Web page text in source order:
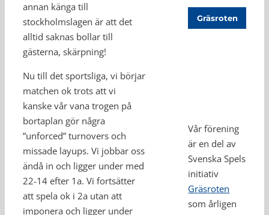
annan känga till
stockholmslagen är att det
alltid saknas bollar till
gästerna, skärpning!
Nu till det sportsliga, vi börjar
matchen ok trots att vi
kanske vår vana trogen på
bortaplan gör några
”unforced” turnovers och
missade layups. Vi jobbar oss
ändå in och ligger under med
22-14 efter 1a. Vi fortsätter
att spela ok i 2a utan att
imponera och ligger under
Gräsroten
Vår förening
är en del av
Svenska Spels
initiativ
Gräsroten
som årligen